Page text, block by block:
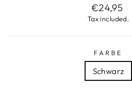
Regular
price
€24,95
Tax included.
FARBE
Schwarz